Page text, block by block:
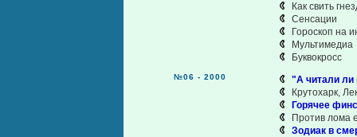
Как свить
Сенсации
Гороскоп на
Мультимедиа
Буквокросс
№06 - 2000
"А читали ли
Крутохарк,
Горячее
Против лома
Зодиак в